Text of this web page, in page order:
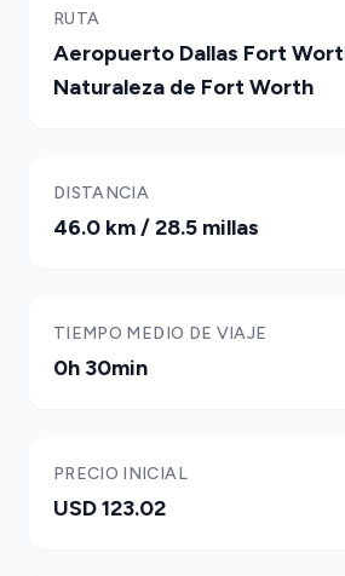
RUTA
Aeropuerto Dallas Fort
Naturaleza de Fort Worth
DISTANCIA
46.0 km / 28.5 millas
TIEMPO MEDIO DE VIAJE
0h 30min
PRECIO INICIAL
USD 123.02